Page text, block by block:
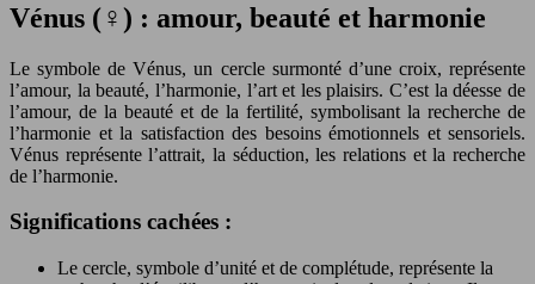
Vénus (♀) : amour, beauté et harmonie
Le symbole de Vénus, un cercle surmonté d’une croix, représente
l’amour, la beauté, l’harmonie, l’art et les plaisirs. C’est la déesse de
l’amour, de la beauté et de la fertilité, symbolisant la recherche de
l’harmonie et la satisfaction des besoins émotionnels et sensoriels.
Vénus représente l’attrait, la séduction, les relations et la recherche
de l’harmonie.
Significations cachées :
Le cercle, symbole d’unité et de complétude, représente la